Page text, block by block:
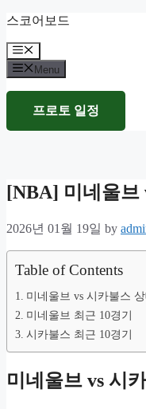
Skip
content
스코어보드
Menu
Menu
프로토 일정
[NBA] 미네울브
2026년 01월 19일 by
Table of Contents
미네울브 vs 시카불스
미네울브 최근 10경기
시카불스 최근 10경기
미네울브 vs 시